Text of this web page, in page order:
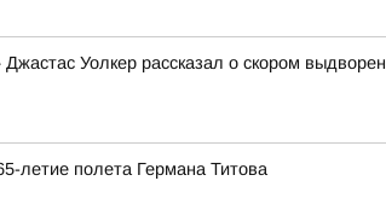
Уолкер рассказал о скором
летие полета Германа Титова